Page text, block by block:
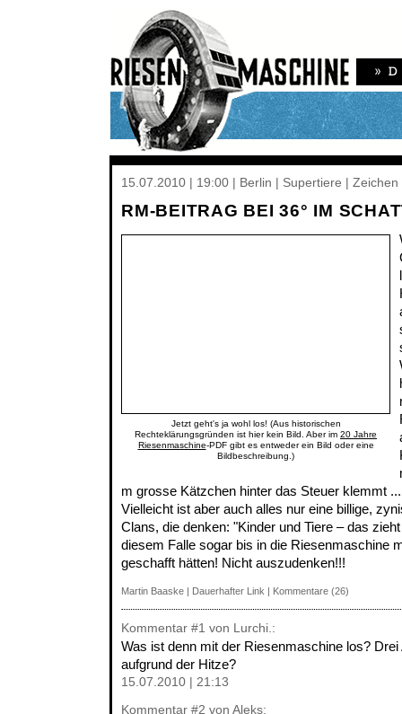
15.07.2010 | 19:00 | Berlin | Supertiere |
RM-BEITRAG BEI 36° IM
Jetzt geht's ja wohl los! (Aus historischen
Rechteklärungsgründen ist hier kein Bild. Aber im 20 Jahre
Riesenmaschine-PDF gibt es entweder ein Bild oder eine
Bildbeschreibung.)
m grosse Kätzchen hinter das Steuer klemmt ...
Vielleicht ist aber auch alles nur eine billige,
Clans, die denken: "Kinder und Tiere – das
diesem Falle sogar bis in die Riesenmaschine
geschafft hätten! Nicht auszudenken!!!
Martin Baaske | Dauerhafter Link | Kommentare (26)
Kommentar #1 von Lurchi.:
Was ist denn mit der Riesenmaschine los?
aufgrund der Hitze?
15.07.2010 | 21:13
Kommentar #2 von Aleks: